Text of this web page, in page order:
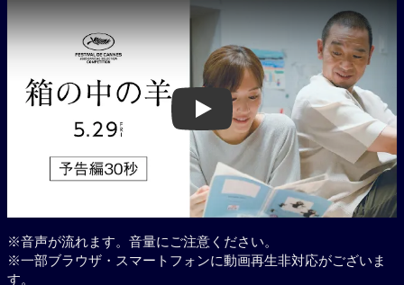
Play
※音声が流れます。音量にご注意ください。
※一部ブラウザ・スマートフォンに動画再生非対応がございま
す。